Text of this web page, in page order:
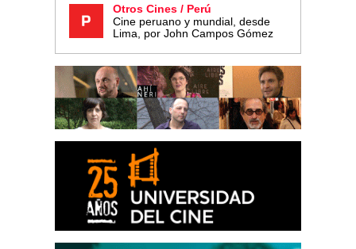
Otros Cines / Perú
Cine peruano y mundial, desde
Lima, por John Campos Gómez